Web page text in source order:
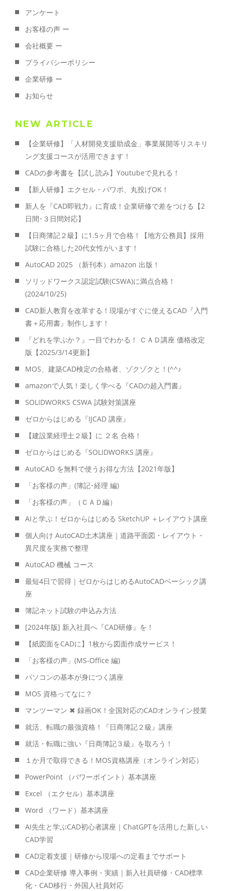
アンケート
お客様の声 ー
会社概要 ー
プライバシーポリシー
企業研修 ー
お知らせ
NEW ARTICLE
【企業研修】「人材開発支援助成金」事業展開等リスキリ
ング支援コースが活用できます！
CADの参考書を【試し読み】Youtubeで見れる！
【新人研修】エクセル・パワポ、丸投げOK！
新人を『CAD即戦力』に育成！企業研修で差をつける【2
日間･３日間対応】
【日商簿記２級】に1.5ヶ月で合格！【地方公務員】採用
試験に合格した20代女性がいます！
AutoCAD 2025 （新刊本）amazon 出版！
ソリッドワークス認定試験(CSWA)に満点合格！
(2024/10/25)
CAD新人教育を改革する！現場がすぐに使えるCAD『入門
書＋応用書』制作します！
『どれを学ぶか？』一目でわかる！ ＣＡＤ講座 価格改定
版【2025/3/14更新】
MOS、建築CAD検定の合格者、ゾクゾクと！(^^♪
amazonで人気！楽しく学べる『CADの超入門書』
SOLIDWORKS CSWA 試験対策講座
ゼロからはじめる『IJCAD 講座』
【建設業経理士２級】に ２名 合格！
ゼロからはじめる『SOLIDWORKS 講座』
AutoCAD を無料で使うお得な方法【2021年版】
「お客様の声」(簿記･経理 編)
「お客様の声」（ＣＡＤ編）
AIと学ぶ！ゼロからはじめる SketchUP ＋レイアウト講座
個人向け AutoCAD土木講座｜道路平面図・レイアウト・
異尺度を実務で整理
AutoCAD 機械 コース
最短4日で習得｜ゼロからはじめるAutoCADベーシック講
座
簿記ネット試験の申込み方法
[2024年版] 新入社員へ『CAD研修』を！
【紙図面をCADに】1枚から図面作成サービス！
「お客様の声」(MS-Office 編)
パソコンの基本が身につく講座
MOS 資格ってなに？
マンツーマン ✖ 録画OK！全国対応のCADオンライン授業
就活、転職の最強資格！『日商簿記２級』講座
就活・転職に強い『日商簿記３級』を取ろう！
１か月で取得できる！MOS資格講座（オンライン対応）
PowerPoint （パワーポイント）基本講座
Excel （エクセル）基本講座
Word （ワード）基本講座
AI先生と学ぶCAD初心者講座｜ChatGPTを活用した新しい
CAD学習
CAD定着支援｜研修から現場への定着までサポート
CAD企業研修 導入事例・実績｜新入社員研修・CAD標準
化・CAD移行・外国人社員対応